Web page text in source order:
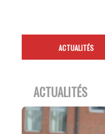
ACTUALITÉS
ACTUALITÉS